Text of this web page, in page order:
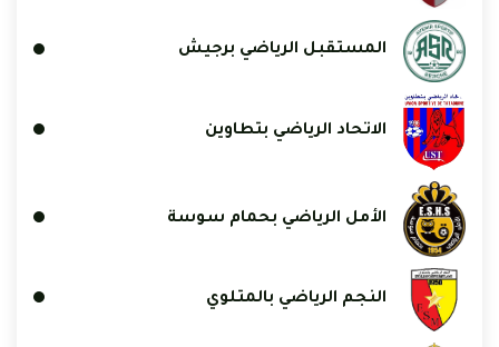
المستقبل الرياضي برجيش
الاتحاد الرياضي بتطاوين
الأمل الرياضي بحمام سوسة
النجم الرياضي بالمتلوي